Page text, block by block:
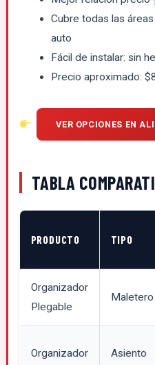
Cubre todas las
auto
Fácil de instalar: sin
Precio aproximado:
VER OPCIONES EN
TABLA
PRODUCTO TIPO
Organizador
Plegable
Maletero
Organizador
Asiento